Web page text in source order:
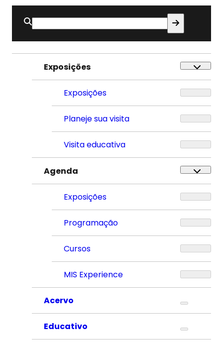
Buscar
por:
Exposições
Exposições
Planeje sua visita
Visita educativa
Agenda
Exposições
Programação
Cursos
MIS Experience
Acervo
Educativo